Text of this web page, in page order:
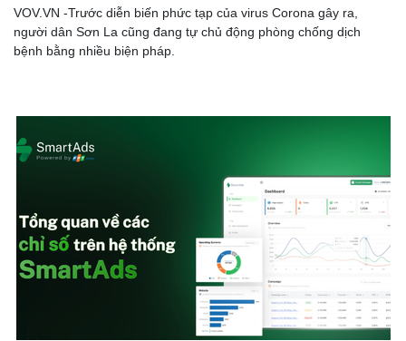
Lịch thi đấu bóng đá
Thế giới thể thao
eSports
Xe máy
Tư vấn
VOV.VN -Trước diễn biến phức tạp của virus Corona gây ra,
người dân Sơn La cũng đang tự chủ động phòng chống dịch
bệnh bằng nhiều biện pháp.